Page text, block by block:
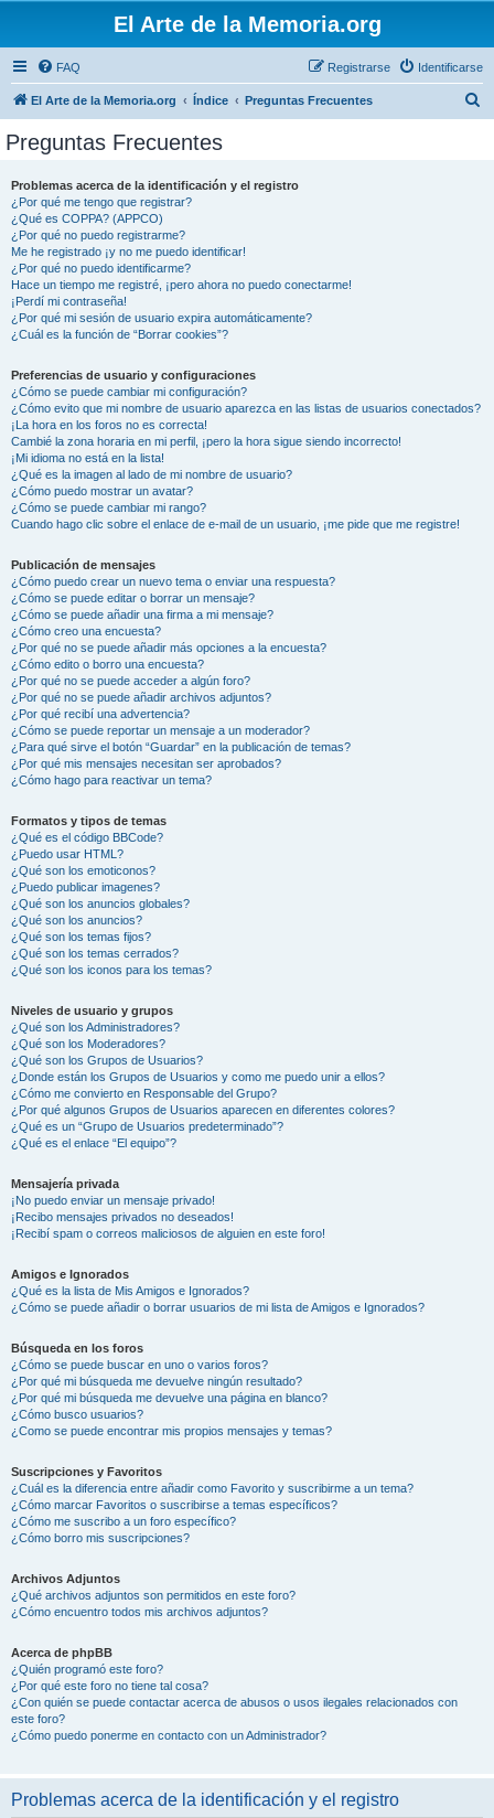
El Arte de la Memoria.org
FAQ Identificarse
Registrarse
El Arte de la Memoria.org Índice Preguntas Frecuentes
Preguntas Frecuentes
Problemas acerca de la identificación y el registro
¿Por qué me tengo que registrar?
¿Qué es COPPA? (APPCO)
¿Por qué no puedo registrarme?
Me he registrado ¡y no me puedo identificar!
¿Por qué no puedo identificarme?
Hace un tiempo me registré, ¡pero ahora no puedo conectarme!
¡Perdí mi contraseña!
¿Por qué mi sesión de usuario expira automáticamente?
¿Cuál es la función de “Borrar cookies”?
Preferencias de usuario y configuraciones
¿Cómo se puede cambiar mi configuración?
¿Cómo evito que mi nombre de usuario aparezca en las listas de usuarios conectados?
¡La hora en los foros no es correcta!
Cambié la zona horaria en mi perfil, ¡pero la hora sigue siendo incorrecto!
¡Mi idioma no está en la lista!
¿Qué es la imagen al lado de mi nombre de usuario?
¿Cómo puedo mostrar un avatar?
¿Cómo se puede cambiar mi rango?
Cuando hago clic sobre el enlace de e-mail de un usuario, ¡me pide que me registre!
Publicación de mensajes
¿Cómo puedo crear un nuevo tema o enviar una respuesta?
¿Cómo se puede editar o borrar un mensaje?
¿Cómo se puede añadir una firma a mi mensaje?
¿Cómo creo una encuesta?
¿Por qué no se puede añadir más opciones a la encuesta?
¿Cómo edito o borro una encuesta?
¿Por qué no se puede acceder a algún foro?
¿Por qué no se puede añadir archivos adjuntos?
¿Por qué recibí una advertencia?
¿Cómo se puede reportar un mensaje a un moderador?
¿Para qué sirve el botón “Guardar” en la publicación de temas?
¿Por qué mis mensajes necesitan ser aprobados?
¿Cómo hago para reactivar un tema?
Formatos y tipos de temas
¿Qué es el código BBCode?
¿Puedo usar HTML?
¿Qué son los emoticonos?
¿Puedo publicar imagenes?
¿Qué son los anuncios globales?
¿Qué son los anuncios?
¿Qué son los temas fijos?
¿Qué son los temas cerrados?
¿Qué son los iconos para los temas?
Niveles de usuario y grupos
¿Qué son los Administradores?
¿Qué son los Moderadores?
¿Qué son los Grupos de Usuarios?
¿Donde están los Grupos de Usuarios y como me puedo unir a ellos?
¿Cómo me convierto en Responsable del Grupo?
¿Por qué algunos Grupos de Usuarios aparecen en diferentes colores?
¿Qué es un “Grupo de Usuarios predeterminado”?
¿Qué es el enlace “El equipo”?
Mensajería privada
¡No puedo enviar un mensaje privado!
¡Recibo mensajes privados no deseados!
¡Recibí spam o correos maliciosos de alguien en este foro!
Amigos e Ignorados
¿Qué es la lista de Mis Amigos e Ignorados?
¿Cómo se puede añadir o borrar usuarios de mi lista de Amigos e Ignorados?
Búsqueda en los foros
¿Cómo se puede buscar en uno o varios foros?
¿Por qué mi búsqueda me devuelve ningún resultado?
¿Por qué mi búsqueda me devuelve una página en blanco?
¿Cómo busco usuarios?
¿Como se puede encontrar mis propios mensajes y temas?
Suscripciones y Favoritos
¿Cuál es la diferencia entre añadir como Favorito y suscribirme a un tema?
¿Cómo marcar Favoritos o suscribirse a temas específicos?
¿Cómo me suscribo a un foro específico?
¿Cómo borro mis suscripciones?
Archivos Adjuntos
¿Qué archivos adjuntos son permitidos en este foro?
¿Cómo encuentro todos mis archivos adjuntos?
Acerca de phpBB
¿Quién programó este foro?
¿Por qué este foro no tiene tal cosa?
¿Con quién se puede contactar acerca de abusos o usos ilegales relacionados con
este foro?
¿Cómo puedo ponerme en contacto con un Administrador?
Problemas acerca de la identificación y el registro